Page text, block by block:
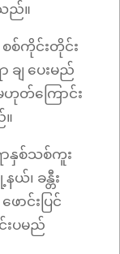
ည်။
စ်ကိုင်းတိုင်း
ချ ပေးမည်
တ်ကြောင်း
ာနှစ်သစ်ကူး
၊ ခန္တီး
ာင်းပြင်
းပမည်